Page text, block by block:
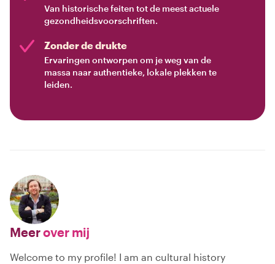
Van historische feiten tot de meest actuele
gezondheidsvoorschriften.
Zonder de drukte
Ervaringen ontworpen om je weg van de
massa naar authentieke, lokale plekken te
leiden.
Meerover mij
Welcome to my profile! I am an cultural history